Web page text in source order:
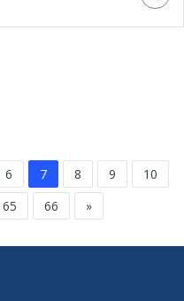
trabalho presente no
um acordo alfandegário
6 7 8 9
10
65 66 »